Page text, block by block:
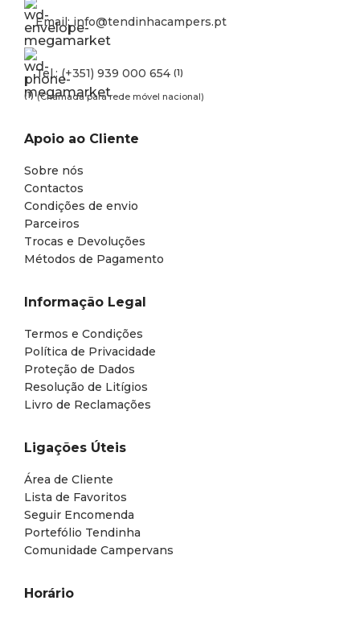
Email: info@tendinhacampers.pt
Tel.: (+351) 939 000 654 (1)
(1) (Chamada para rede móvel nacional)
Apoio ao Cliente
Sobre nós
Contactos
Condições de envio
Parceiros
Trocas e Devoluções
Métodos de Pagamento
Informação Legal
Termos e Condições
Política de Privacidade
Proteção de Dados
Resolução de Litígios
Livro de Reclamações
Ligações Úteis
Área de Cliente
Lista de Favoritos
Seguir Encomenda
Portefólio Tendinha
Comunidade Campervans
Horário